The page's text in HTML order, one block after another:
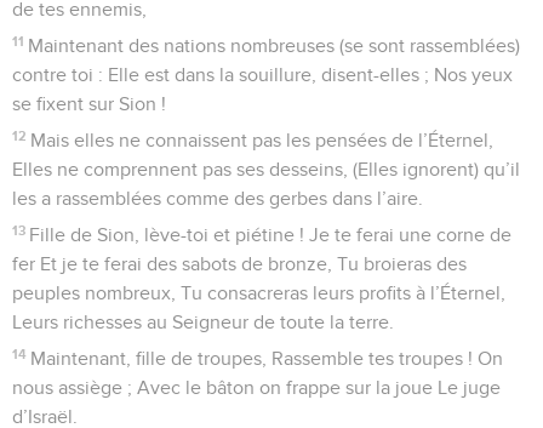
de tes ennemis,
11 Maintenant des nations nombreuses (se sont rassemblées)
contre toi : Elle est dans la souillure, disent-elles ; Nos yeux
se fixent sur Sion !
12 Mais elles ne connaissent pas les pensées de l’Éternel,
Elles ne comprennent pas ses desseins, (Elles ignorent) qu’il
les a rassemblées comme des gerbes dans l’aire.
13 Fille de Sion, lève-toi et piétine ! Je te ferai une corne de
fer Et je te ferai des sabots de bronze, Tu broieras des
peuples nombreux, Tu consacreras leurs profits à l’Éternel,
Leurs richesses au Seigneur de toute la terre.
14 Maintenant, fille de troupes, Rassemble tes troupes ! On
nous assiège ; Avec le bâton on frappe sur la joue Le juge
d’Israël.